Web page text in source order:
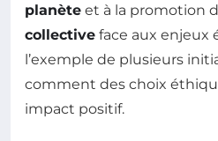
planète et à la promotion
collective face aux enjeux
l’exemple de plusieurs
comment des choix
impact positif.